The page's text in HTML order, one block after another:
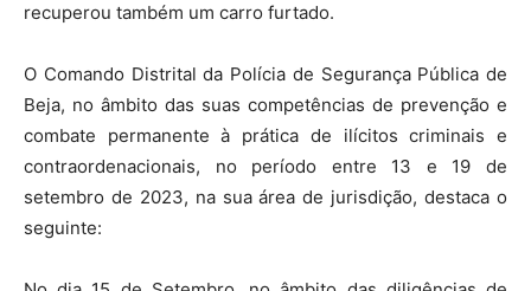
recuperou também um carro furtado.
O Comando Distrital da Polícia de Segurança Pública de
Beja, no âmbito das suas competências de prevenção e
combate permanente à prática de ilícitos criminais e
contraordenacionais, no período entre 13 e 19 de
setembro de 2023, na sua área de jurisdição, destaca o
seguinte: